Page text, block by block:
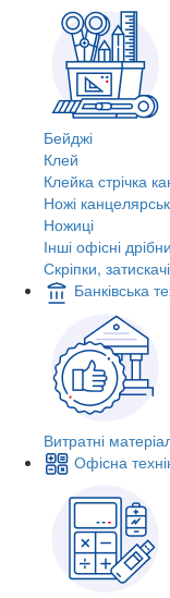
Бейджі
Клей
Клейка стрічка
Ножі
Ножиці
Інші офісні
Скріпки,
Банківська
Витратні
Офісна